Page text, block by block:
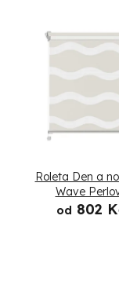
Roleta Den a
Wave
od 802